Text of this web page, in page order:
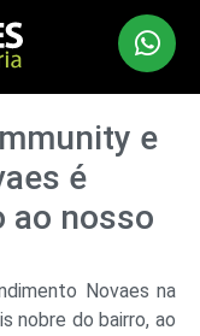
e
é
ao nosso
Novaes na
nobre do bairro, ao